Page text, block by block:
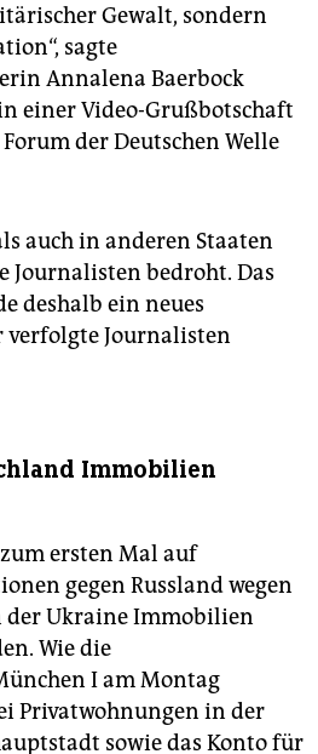
Gewalt, sondern
sagte
Annalena Baerbock
einer Video-Grußbotschaft
der Deutschen Welle
auch in anderen Staaten
Journalisten bedroht. Das
deshalb ein neues
Journalisten
Immobilien
ersten Mal auf
gegen Russland wegen
der Ukraine Immobilien
Wie die
I am Montag
Privatwohnungen in der
sowie das Konto für